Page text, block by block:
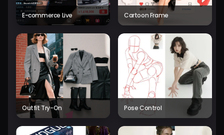
E-commerce Live Cartoon Frame
Outfit Try-On Pose Control